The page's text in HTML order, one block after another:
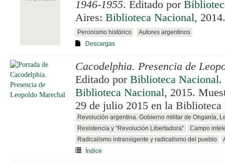
1946-1955. Editado por
Aires: Biblioteca Nacional, 2014.
Peronismo histórico
Autores argentinos
Descargas
Cacodelphia. Presencia de
Editado por Biblioteca Nacional.
Biblioteca Nacional, 2015.
29 de julio 2015 en la Biblioteca
Revolución argentina. Gobierno militar de Onganía,
Resistencia y "Revolución Libertadora"
Campo
Radicalismo intransigente y radicalismo del pueblo
Índice